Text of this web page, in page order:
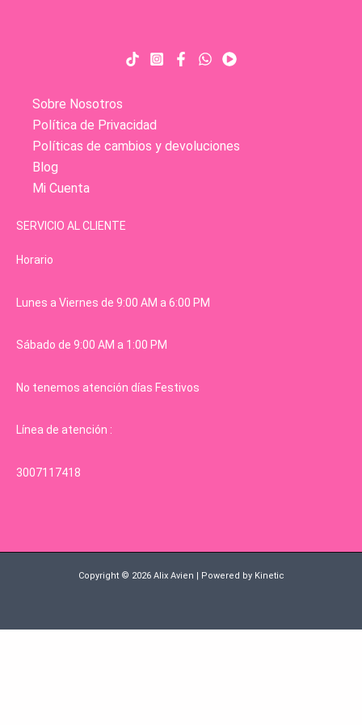
Sobre Nosotros
Política de Privacidad
Políticas de cambios y devoluciones
Blog
Mi Cuenta
SERVICIO AL CLIENTE
Horario
Lunes a Viernes de 9:00 AM a 6:00 PM
Sábado de 9:00 AM a 1:00 PM
No tenemos atención días Festivos
Línea de atención :
3007117418
Copyright © 2026 Alix Avien | Powered by Kinetic